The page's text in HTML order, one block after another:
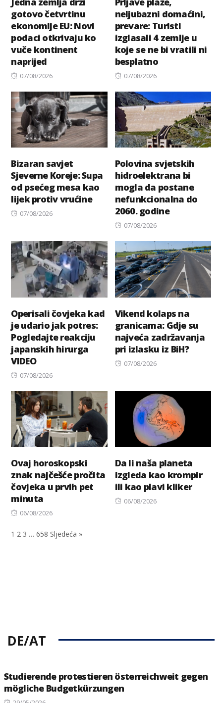
gotovo četvrtinu
ekonomije EU: Novi
podaci otkrivaju ko
vuče kontinent
naprijed
Posted
07/08/2026
neljubazni domaćini,
prevare: Turisti
izglasali 4 zemlje u
koje se ne bi vratili ni
besplatno
Posted
07/08/2026
Bizaran savjet
Sjeverne Koreje: Supa
od psećeg mesa kao
lijek protiv vrućine
Posted
07/08/2026
Polovina svjetskih
hidroelektrana bi
mogla da postane
nefunkcionalna do
2060. godine
Posted
07/08/2026
Operisali čovjeka kad
je udario jak potres:
Pogledajte reakciju
japanskih hirurga
VIDEO
Posted
07/08/2026
Vikend kolaps na
granicama: Gdje su
najveća zadržavanja
pri izlasku iz BiH?
Posted
07/08/2026
Ovaj horoskopski
znak najčešće pročita
čovjeka u prvih pet
minuta
Posted
06/08/2026
Da li naša planeta
izgleda kao krompir
ili kao plavi kliker
Posted
06/08/2026
1 2 3 … 658 Sljedeća »
DE/AT
Studierende protestieren österreichweit gegen
mögliche Budgetkürzungen